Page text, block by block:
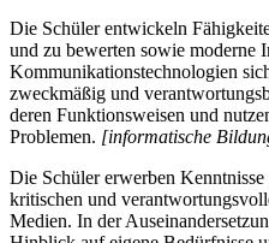
Die Schüler entwickeln
und zu bewerten sowie moderne
Kommunikationstechnologien
zweckmäßig und
deren Funktionsweisen und
Problemen. [informatische
Die Schüler erwerben Kenntnisse
kritischen und
Medien. In der